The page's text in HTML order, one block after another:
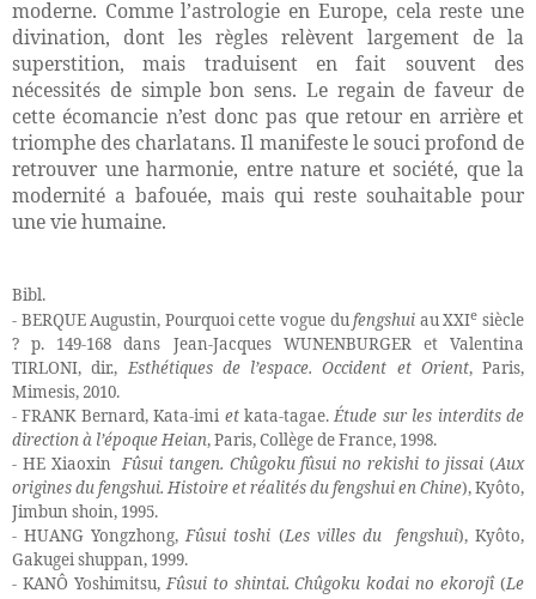
moderne. Comme l’astrologie en Europe, cela reste une
divination, dont les règles relèvent largement de la
superstition, mais traduisent en fait souvent des
nécessités de simple bon sens. Le regain de faveur de
cette écomancie n’est donc pas que retour en arrière et
triomphe des charlatans. Il manifeste le souci profond de
retrouver une harmonie, entre nature et société, que la
modernité a bafouée, mais qui reste souhaitable pour
une vie humaine.
Bibl.
- BERQUE Augustin, Pourquoi cette vogue dufengshui au XXIe siècle
? p. 149-168 dans Jean-Jacques WUNENBURGER et Valentina
TIRLONI, dir., Esthétiques de l’espace. Occident et Orient, Paris,
Mimesis, 2010.
- FRANK Bernard, Kata-imi etkata-tagae.Étude sur les interdits de
direction à l’époque Heian, Paris, Collège de France, 1998.
- HE Xiaoxin Fûsui tangen. Chûgoku fûsui no rekishi to jissai (Aux
origines du fengshui. Histoire et réalités du fengshui en Chine), Kyôto,
Jimbun shoin, 1995.
- HUANG Yongzhong,Fûsui toshi (Les villes du fengshui), Kyôto,
Gakugei shuppan, 1999.
- KANÔ Yoshimitsu,Fûsui to shintai.Chûgoku kodai no ekorojî(Le